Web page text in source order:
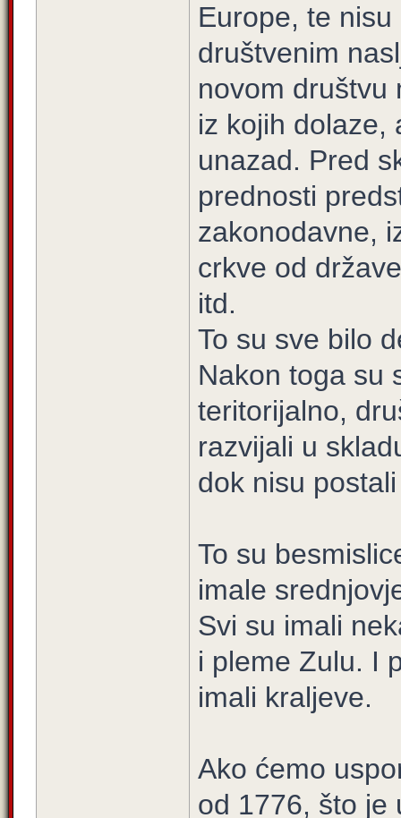
Europe, te
društvenim
novom društvu
iz kojih dolaze,
unazad. Pred
prednosti
zakonodavne,
crkve od
itd.
To su sve bilo
Nakon toga su
teritorijalno,
razvijali u
dok nisu
To su
imale
Svi su imali
i pleme Zulu. I
imali kraljeve.
Ako ćemo
od 1776, što je